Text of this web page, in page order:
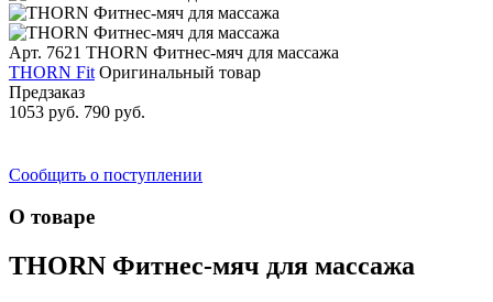
Арт. 7621 THORN Фитнес-мяч для массажа
THORN Fit Оригинальный товар
Предзаказ
1053 руб. 790 руб.
Сообщить о поступлении
О товаре
THORN Фитнес-мяч для массажа